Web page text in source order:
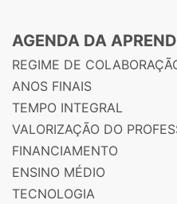
AGENDA DA
REGIME DE
ANOS FINAIS
TEMPO INTEGRAL
VALORIZAÇÃO DO
FINANCIAMENTO
ENSINO MÉDIO
TECNOLOGIA